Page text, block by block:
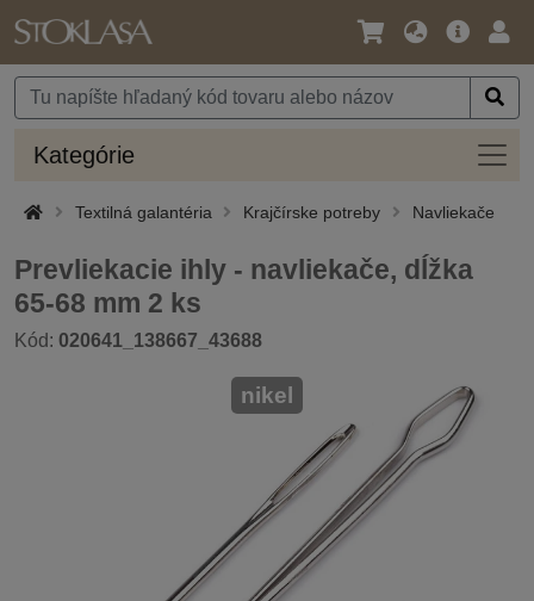
Jazyk
Mena
Hlavná
Kategórie
Textilná galantéria Krajčírske potreby Navliekače
Prevliekacie ihly - navliekače, dĺžka
65-68 mm 2 ks
Kód: 020641_138667_43688
nikel